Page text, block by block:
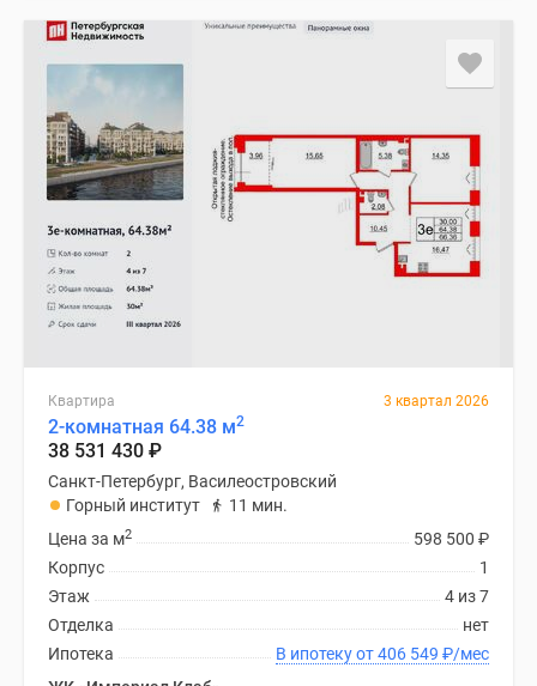
Квартира 3 квартал 2026
2-комнатная 64.38 м2
38 531 430 ₽
Санкт-Петербург, Василеостровский
Горный институт
11 мин.
598 500 ₽
Цена за м2
1
Корпус
4 из 7
Этаж
нет
Отделка
В ипотеку от 406 549 ₽/мес
Ипотека